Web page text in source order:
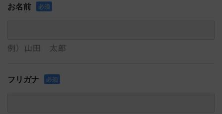
お名前 必須
例）山田 太郎
フリガナ 必須